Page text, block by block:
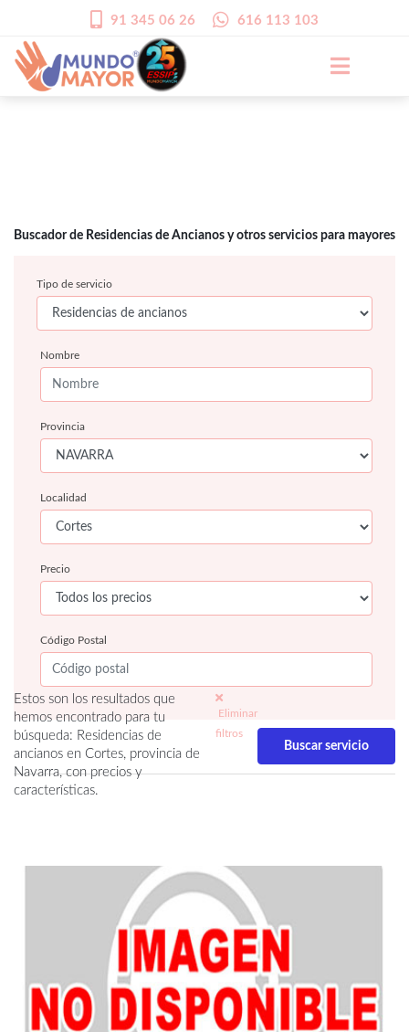
91 345 06 26 616 113 103
Buscador de Residencias de Ancianos y otros servicios para mayores
Tipo de servicio
Nombre
Provincia
Localidad
Precio
Código Postal
Estos son los resultados que
hemos encontrado para tu
búsqueda: Residencias de
ancianos en Cortes, provincia de
Navarra, con precios y
características.
Eliminar
filtros